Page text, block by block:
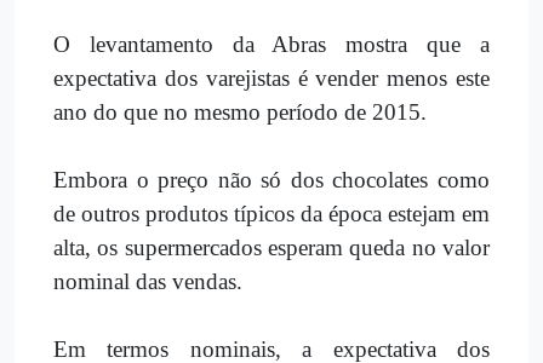
O levantamento da Abras mostra que a
expectativa dos varejistas é vender menos este
ano do que no mesmo período de 2015.
Embora o preço não só dos chocolates como
de outros produtos típicos da época estejam em
alta, os supermercados esperam queda no valor
nominal das vendas.
Em termos nominais, a expectativa dos